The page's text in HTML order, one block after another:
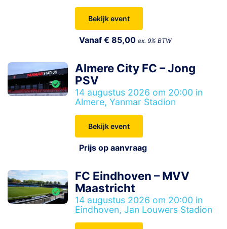
Bekijk event
Vanaf € 85,00ex. 9% BTW
Almere City FC – Jong
PSV
14 augustus 2026 om 20:00 in
Almere, Yanmar Stadion
Bekijk event
Prijs op aanvraag
FC Eindhoven – MVV
Maastricht
14 augustus 2026 om 20:00 in
Eindhoven, Jan Louwers Stadion